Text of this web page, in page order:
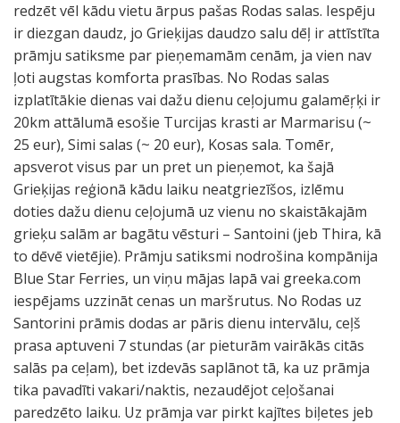
redzēt vēl kādu vietu ārpus pašas Rodas salas. Iespēju
ir diezgan daudz, jo Grieķijas daudzo salu dēļ ir attīstīta
prāmju satiksme par pieņemamām cenām, ja vien nav
ļoti augstas komforta prasības. No Rodas salas
izplatītākie dienas vai dažu dienu ceļojumu galamēŗķi ir
20km attālumā esošie Turcijas krasti ar Marmarisu (~
25 eur), Simi salas (~ 20 eur), Kosas sala. Tomēr,
apsverot visus par un pret un pieņemot, ka šajā
Grieķijas reģionā kādu laiku neatgriezīšos, izlēmu
doties dažu dienu ceļojumā uz vienu no skaistākajām
grieķu salām ar bagātu vēsturi – Santoini (jeb Thira, kā
to dēvē vietējie). Prāmju satiksmi nodrošina kompānija
Blue Star Ferries, un viņu mājas lapā vai greeka.com
iespējams uzzināt cenas un maršrutus. No Rodas uz
Santorini prāmis dodas ar pāris dienu intervālu, ceļš
prasa aptuveni 7 stundas (ar pieturām vairākās citās
salās pa ceļam), bet izdevās saplānot tā, ka uz prāmja
tika pavadīti vakari/naktis, nezaudējot ceļošanai
paredzēto laiku. Uz prāmja var pirkt kajītes biļetes jeb